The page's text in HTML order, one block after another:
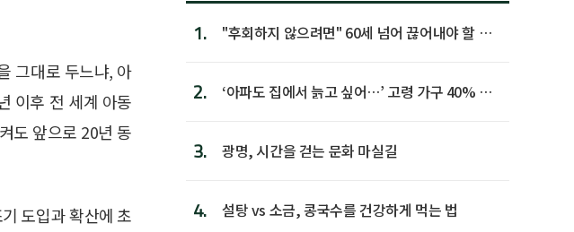
그대로 두느냐, 아
이후 전 세계 아동
도 앞으로 20년 동
도입과 확산에 초
1.
"후회하지 않으려면" 60세 넘어 끊어내야 할 사
2.
‘아파도 집에서 늙고 싶어…’ 고령 가구 40% 노
3. 광명, 시간을 걷는 문화 마실길
4. 설탕 vs 소금, 콩국수를 건강하게 먹는 법